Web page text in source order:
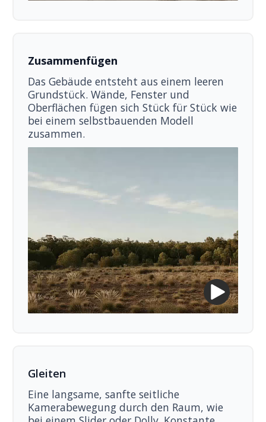
Zusammenfügen
Das Gebäude entsteht aus einem leeren
Grundstück. Wände, Fenster und
Oberflächen fügen sich Stück für Stück wie
bei einem selbstbauenden Modell
zusammen.
Gleiten
Eine langsame, sanfte seitliche
Kamerabewegung durch den Raum, wie